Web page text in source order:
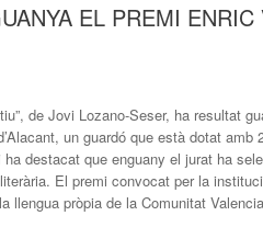
EL PREMI ENRIC
de Jovi Lozano-Seser, ha resultat
un guardó que està dotat
destacat que enguany el jurat ha
El premi convocat per la
llengua pròpia de la Comunitat